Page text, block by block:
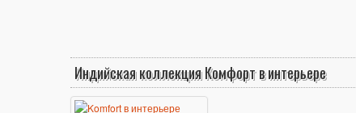
Индийская коллекция Комфорт в интерьере